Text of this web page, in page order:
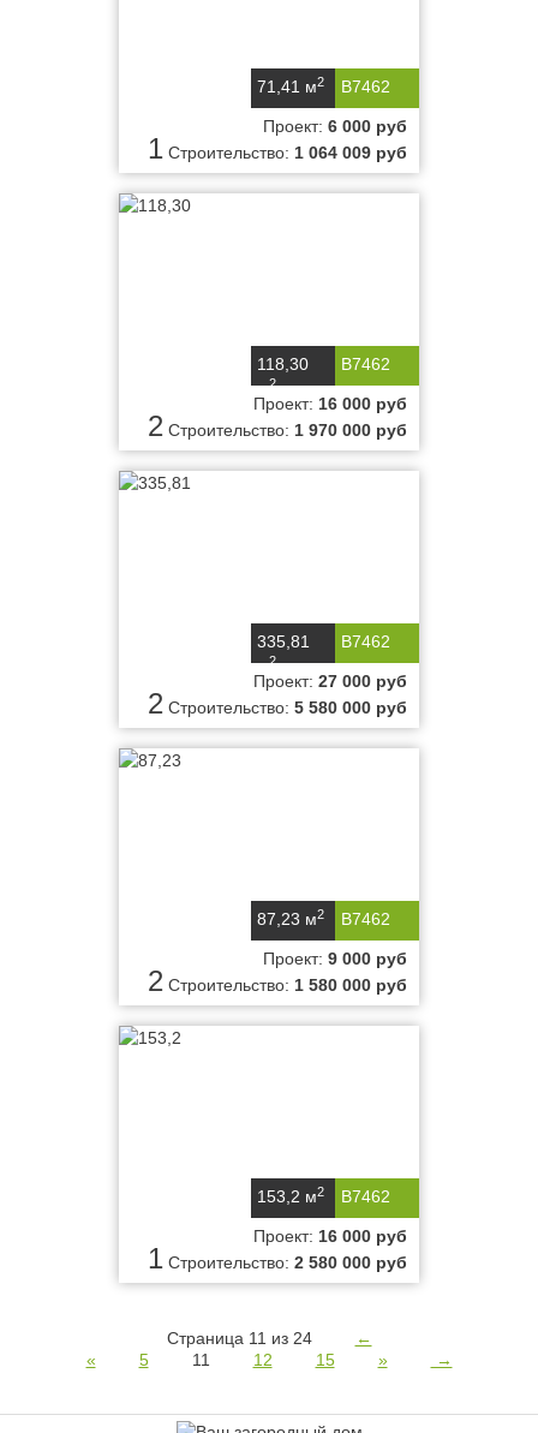
B7462
71,41 м2
1
Проект: 6 000 руб
Строительство: 1 064 009 руб
B7462
118,30
м2
2
Проект: 16 000 руб
Строительство: 1 970 000 руб
B7462
335,81
м2
2
Проект: 27 000 руб
Строительство: 5 580 000 руб
B7462
87,23 м2
2
Проект: 9 000 руб
Строительство: 1 580 000 руб
B7462
153,2 м2
1
Проект: 16 000 руб
Строительство: 2 580 000 руб
Страница 11 из 24
←
«
5 11 12 15 » →